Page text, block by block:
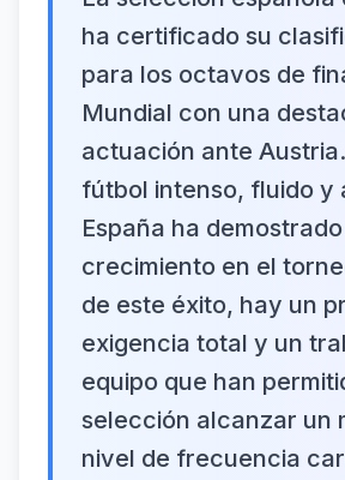
ha certificado su
para los octavos de
Mundial con una
actuación ante
fútbol intenso, fluido y
España ha
crecimiento en el
de este éxito, hay un
exigencia total y un
equipo que han
selección alcanzar un
nivel de frecuencia